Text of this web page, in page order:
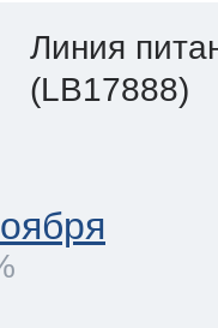
Линия
(LB17888)